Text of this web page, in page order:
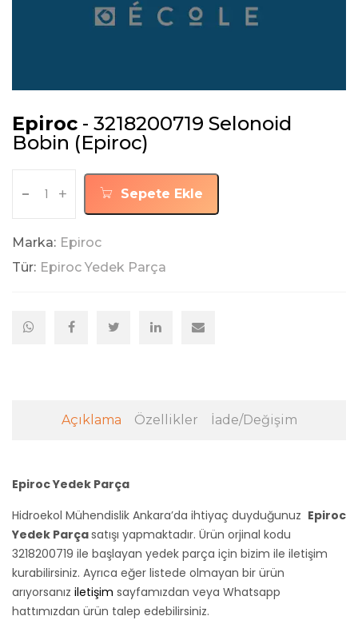
Epiroc - 3218200719 Selonoid
Bobin (Epiroc)
- + Sepete Ekle
Marka: Epiroc
Tür: Epiroc Yedek Parça
Açıklama Özellikler İade/Değişim
Epiroc Yedek Parça
Hidroekol Mühendislik Ankara’da ihtiyaç duyduğunuz Epiroc
Yedek Parçasatışı yapmaktadır. Ürün orjinal kodu
3218200719 ile başlayan yedek parça için bizim ile iletişim
kurabilirsiniz. Ayrıca eğer listede olmayan bir ürün
arıyorsanız iletişim sayfamızdan veya Whatsapp
hattımızdan ürün talep edebilirsiniz.